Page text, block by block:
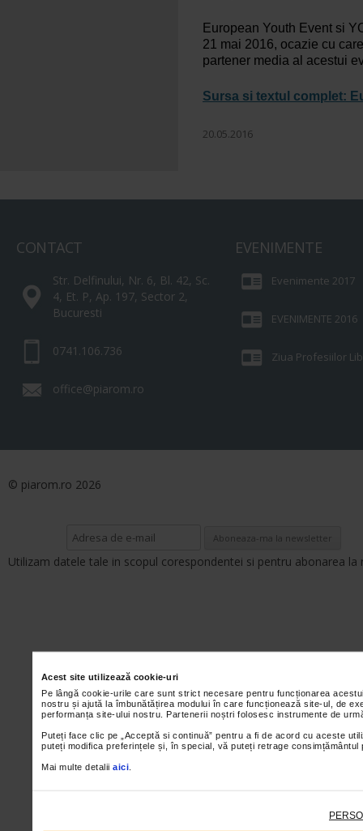
Acest site utilizează cookie-uri
Pe lângă cookie-urile care sunt strict necesare pentru funcționarea
nostru și ajută la îmbunătățirea modului în care funcționează site-ul, de
performanța site-ului nostru. Partenerii noștri folosesc instrumente de
Puteți face clic pe „Acceptă si continuă” pentru a fi de acord cu aceste
puteți modifica preferințele și, în special, vă puteți retrage
Mai multe detalii aici
European Youth Event si
21 mai 2016, ocazie cu
partener media al acestui
Sursa si textul complet:
20.05.2016
CONTACT
Str. Delfinului, Nr. 6, Bl. 42, Sc.
4, Et. P, Ap. 197, Sector 2,
Bucuresti
0741.106.736
office@piarom.ro
EVENIMENTE
Evenimente 2017
EVENIMENTE 2016
Ziua Profesiilor
© piarom.ro 2026
Utilizam datele tale in scopul corespondentei si pentru abonarea